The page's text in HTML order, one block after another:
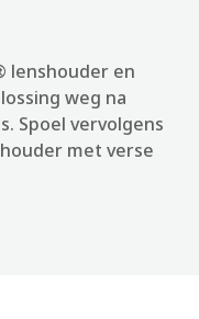
lenshouder en
weg na
Spoel vervolgens
met verse